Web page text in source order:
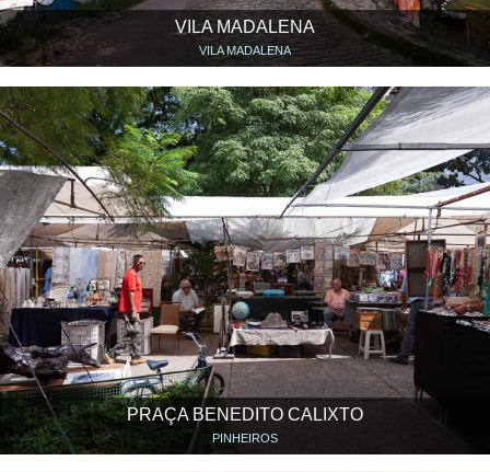
VILA MADALENA
VILA MADALENA
PRAÇA BENEDITO CALIXTO
PINHEIROS